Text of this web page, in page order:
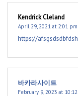
Kendrick Cleland
April 29, 2021 at 2:01 pm
https://
바카라사이트
February 9, 2023 at